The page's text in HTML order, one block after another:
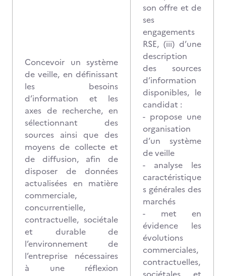
Concevoir un système
de veille, en définissant
les besoins
d’information et les
axes de recherche, en
sélectionnant des
sources ainsi que des
moyens de collecte et
de diffusion, afin de
disposer de données
actualisées en matière
commerciale,
concurrentielle,
contractuelle, sociétale
et durable de
l’environnement de
l’entreprise nécessaires
à une réflexion
son offre et de
ses
engagements
RSE, (iii) d’une
description
des sources
d’information
disponibles, le
candidat :
- propose une
organisation
d’un système
de veille
- analyse les
caractéristique
s générales des
marchés
- met en
évidence les
évolutions
commerciales,
contractuelles,